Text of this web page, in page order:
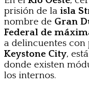
prisión de la isla
nombre de Gran
Federal de
a delincuentes con
Keystone City,
donde existen
los internos.